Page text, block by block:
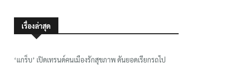
เรื่องล่าสุด
‘แกร็บ’ เปิดเทรนด์คนเมืองรักสุขภาพ ดันยอดเรียกรถไป